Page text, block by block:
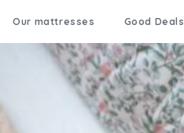
Our mattresses Good Deals